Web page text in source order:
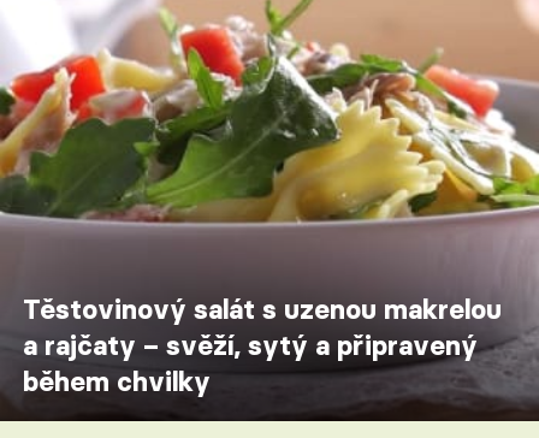
Těstovinový salát s uzenou makrelou
a rajčaty – svěží, sytý a připravený
během chvilky